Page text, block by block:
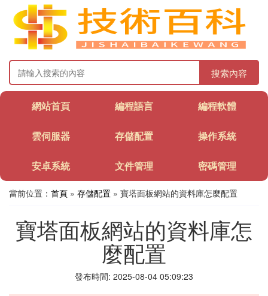
搜索內容
網站首頁 編程語言 編程軟體
雲伺服器 存儲配置 操作系統
安卓系統 文件管理 密碼管理
當前位置： 首頁 » 存儲配置 » 寶塔面板網站的資料庫怎麼配置
寶塔面板網站的資料庫怎
麼配置
發布時間: 2025-08-04 05:09:23